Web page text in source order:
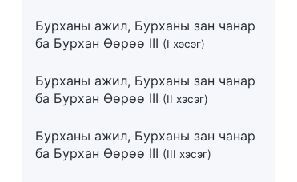
Бурханы ажил, Бурханы зан чанар
ба Бурхан Өөрөө III (I хэсэг)
Бурханы ажил, Бурханы зан чанар
ба Бурхан Өөрөө III (II хэсэг)
Бурханы ажил, Бурханы зан чанар
ба Бурхан Өөрөө III (III хэсэг)